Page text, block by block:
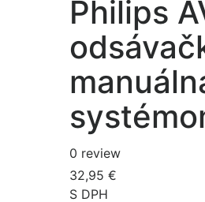
Philips
0 review
32,95 €
S DPH